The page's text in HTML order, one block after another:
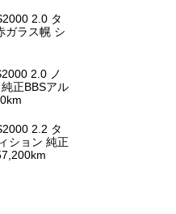
2.0 タ
ガラス幌 シ
2.0 ノ
正BBSアル
2.2 タ
ション 純正